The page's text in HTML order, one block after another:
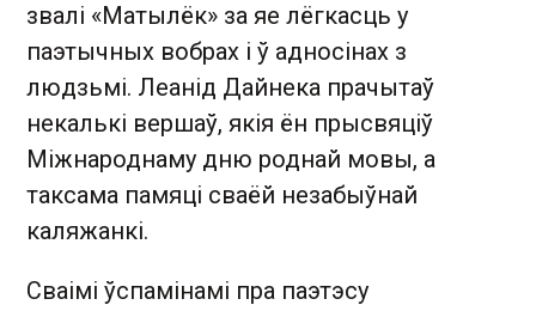
звалі «Матылёк» за яе лёгкасць у
паэтычных вобрах і ў адносінах з
людзьмі. Леанід Дайнека прачытаў
некалькі вершаў, якія ён прысвяціў
Міжнароднаму дню роднай мовы, а
таксама памяці сваёй незабыўнай
каляжанкі.
Сваімі ўспамінамі пра паэтэсу